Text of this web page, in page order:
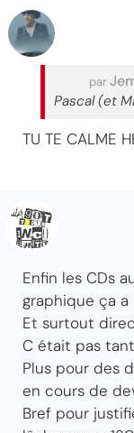
par
Pascal (et
TU TE CALME
Enfin les CDs
graphique ça
Et surtout
C était pas
Plus pour des
en cours de
Bref pour